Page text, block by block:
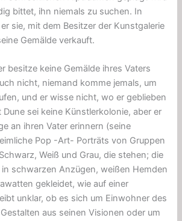
bittet, ihn niemals zu suchen. In
sie, mit dem Besitzer der Kunstgalerie
Gemälde verkauft.
besitze keine Gemälde ihres Vaters
nicht, niemand komme jemals, um
und er wisse nicht, wo er geblieben
Dune sei keine Künstlerkolonie, aber er
an ihren Vater erinnern (seine
Pop -Art- Porträts von Gruppen
Weiß und Grau, die stehen; die
schwarzen Anzügen, weißen Hemden
gekleidet, wie auf einer
unklar, ob es sich um Einwohner des
aus seinen Visionen oder um